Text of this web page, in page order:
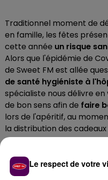
Traditionnel moment de
en famille, les fêtes
cette année un risque
Alors que l'épidémie de
de Sweet FM est allée
de santé hygiéniste à
spécialiste nous délivre en
de bon sens afin de faire
lors de l'apéritif, au
la distribution des cadeaux
Le respect de votre